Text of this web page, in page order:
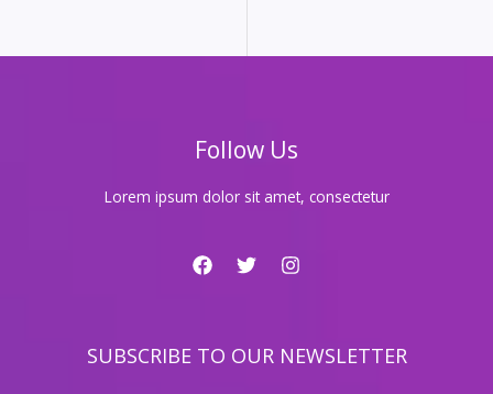
하
Follow Us
Lorem ipsum dolor sit amet, consectetur
SUBSCRIBE TO OUR NEWSLETTER